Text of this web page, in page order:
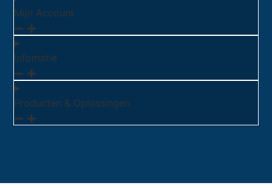
Mijn Account
Infomatie
Producten & Oplossingen